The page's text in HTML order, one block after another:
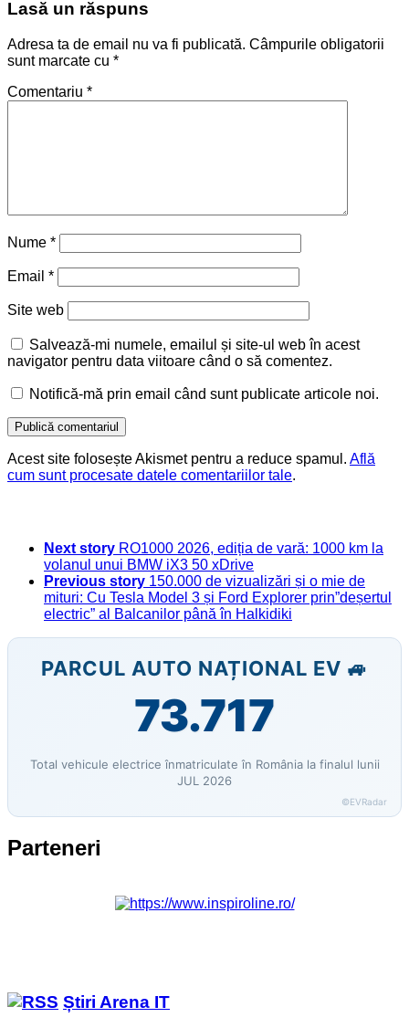
Lasă un răspuns
Adresa ta de email nu va fi publicată. Câmpurile obligatorii
sunt marcate cu *
Comentariu *
Nume *
Email *
Site web
Salvează-mi numele, emailul și site-ul web în acest
navigator pentru data viitoare când o să comentez.
Notifică-mă prin email când sunt publicate articole noi.
Acest site folosește Akismet pentru a reduce spamul. Află
cum sunt procesate datele comentariilor tale.
Next story RO1000 2026, ediția de vară: 1000 km la
volanul unui BMW iX3 50 xDrive
Previous story 150.000 de vizualizări și o mie de
mituri: Cu Tesla Model 3 și Ford Explorer prin”deșertul
electric” al Balcanilor până în Halkidiki
PARCUL AUTO NAȚIONAL EV 🚙
73.717
Total vehicule electrice înmatriculate în România la finalul lunii
JUL 2026
©EVRadar
Parteneri
Știri Arena IT